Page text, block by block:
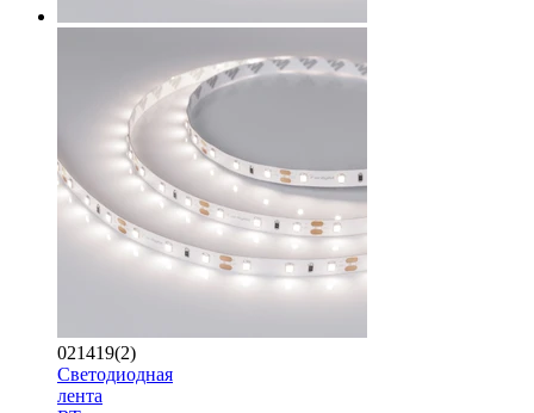
021419(2)
Светодиодная
лента